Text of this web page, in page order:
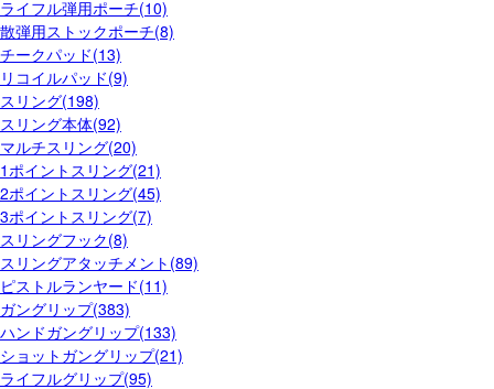
ライフル弾用ポーチ(10)
散弾用ストックポーチ(8)
チークパッド(13)
リコイルパッド(9)
スリング(198)
スリング本体(92)
マルチスリング(20)
1ポイントスリング(21)
2ポイントスリング(45)
3ポイントスリング(7)
スリングフック(8)
スリングアタッチメント(89)
ピストルランヤード(11)
ガングリップ(383)
ハンドガングリップ(133)
ショットガングリップ(21)
ライフルグリップ(95)